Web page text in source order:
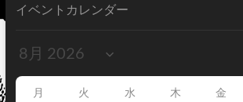
イベントカレンダー
月 火 水 木 金